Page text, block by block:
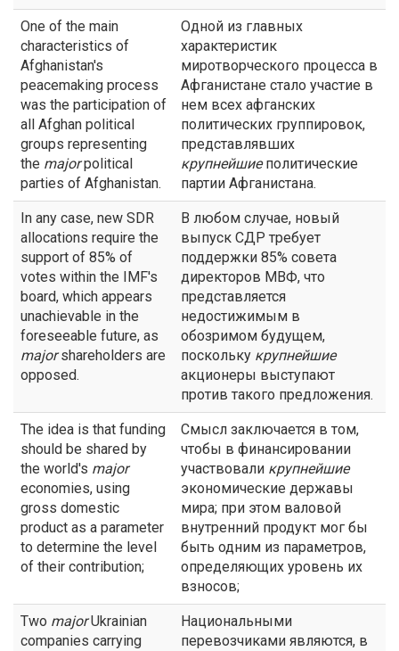
One of the main
characteristics of
Afghanistan's
peacemaking process
was the participation of
all Afghan political
groups representing
the majorpolitical
parties of Afghanistan.
Одной из главных
характеристик
миротворческого процесса в
Афганистане стало участие в
нем всех афганских
политических группировок,
представлявших
крупнейшиеполитические
партии Афганистана.
In any case, new SDR
allocations require the
support of 85% of
votes within the IMF's
board, which appears
unachievable in the
foreseeable future, as
majorshareholders are
opposed.
В любом случае, новый
выпуск СДР требует
поддержки 85% совета
директоров МВФ, что
представляется
недостижимым в
обозримом будущем,
поскольку крупнейшие
акционеры выступают
против такого предложения.
The idea is that funding
should be shared by
the world's major
economies, using
gross domestic
product as a parameter
to determine the level
of their contribution;
Смысл заключается в том,
чтобы в финансировании
участвовали крупнейшие
экономические державы
мира; при этом валовой
внутренний продукт мог бы
быть одним из параметров,
определяющих уровень их
взносов;
Two majorUkrainian
companies carrying
Национальными
перевозчиками являются, в